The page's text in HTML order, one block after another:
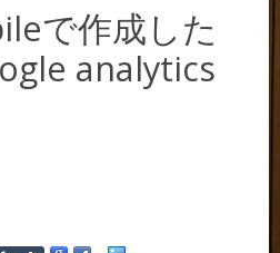
で作成した
analytics